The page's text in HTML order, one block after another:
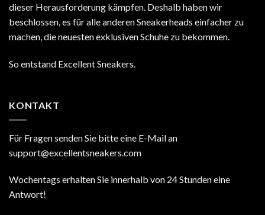
dieser Herausforderung kämpfen. Deshalb haben wir
beschlossen, es für alle anderen Sneakerheads einfacher zu
machen, die neuesten exklusiven Schuhe zu bekommen.
So entstand Excellent Sneakers.
KONTAKT
Für Fragen senden Sie bitte eine E-Mail an
support@excellentsneakers.com
Wochentags erhalten Sie innerhalb von 24 Stunden eine
Antwort!